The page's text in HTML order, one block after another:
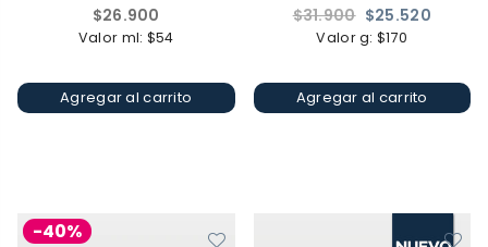
Precio
habitual
$26.900
Valor ml: $54
Agregar al carrito
Precio
habitual
$31.900 $25.520
Valor g: $170
Agregar al carrito
-40%